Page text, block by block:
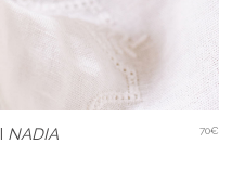
NADIA
70€